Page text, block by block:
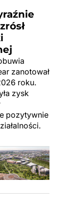
zanotował
roku.
zysk
pozytywnie